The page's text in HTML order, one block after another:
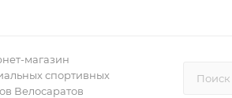
магазин
спортивных
Велосаратов